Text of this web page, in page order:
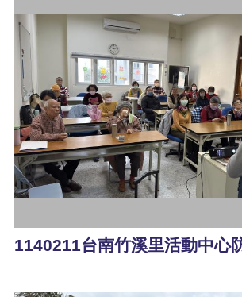
1140211台南竹溪里活動中心